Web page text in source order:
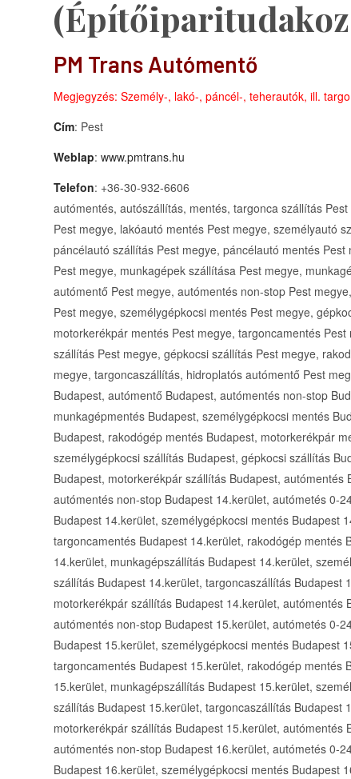
PM Trans Autómentő
Megjegyzés: Személy-, lakó-, páncél-, teherautók, ill.
Cím: Pest
Weblap: www.pmtrans.hu
Telefon: +36-30-932-6606
autómentés, autószállítás, mentés, targonca szállítás
Pest megye, lakóautó mentés Pest megye, személyautó
páncélautó szállítás Pest megye, páncélautó mentés
Pest megye, munkagépek szállítása Pest megye,
autómentő Pest megye, autómentés non-stop Pest
Pest megye, személygépkocsi mentés Pest megye,
motorkerékpár mentés Pest megye, targoncamentés
szállítás Pest megye, gépkocsi szállítás Pest megye,
megye, targoncaszállítás, hidroplatós autómentő Pest
Budapest, autómentő Budapest, autómentés non-stop
munkagépmentés Budapest, személygépkocsi mentés
Budapest, rakodógép mentés Budapest, motorkerékpár
személygépkocsi szállítás Budapest, gépkocsi szállítás
Budapest, motorkerékpár szállítás Budapest,
autómentés non-stop Budapest 14.kerület, autómetés 0-
Budapest 14.kerület, személygépkocsi mentés Budapest
targoncamentés Budapest 14.kerület, rakodógép
14.kerület, munkagépszállítás Budapest 14.kerület,
szállítás Budapest 14.kerület, targoncaszállítás
motorkerékpár szállítás Budapest 14.kerület,
autómentés non-stop Budapest 15.kerület, autómetés 0-
Budapest 15.kerület, személygépkocsi mentés Budapest
targoncamentés Budapest 15.kerület, rakodógép
15.kerület, munkagépszállítás Budapest 15.kerület,
szállítás Budapest 15.kerület, targoncaszállítás
motorkerékpár szállítás Budapest 15.kerület,
autómentés non-stop Budapest 16.kerület, autómetés 0-
Budapest 16.kerület, személygépkocsi mentés Budapest